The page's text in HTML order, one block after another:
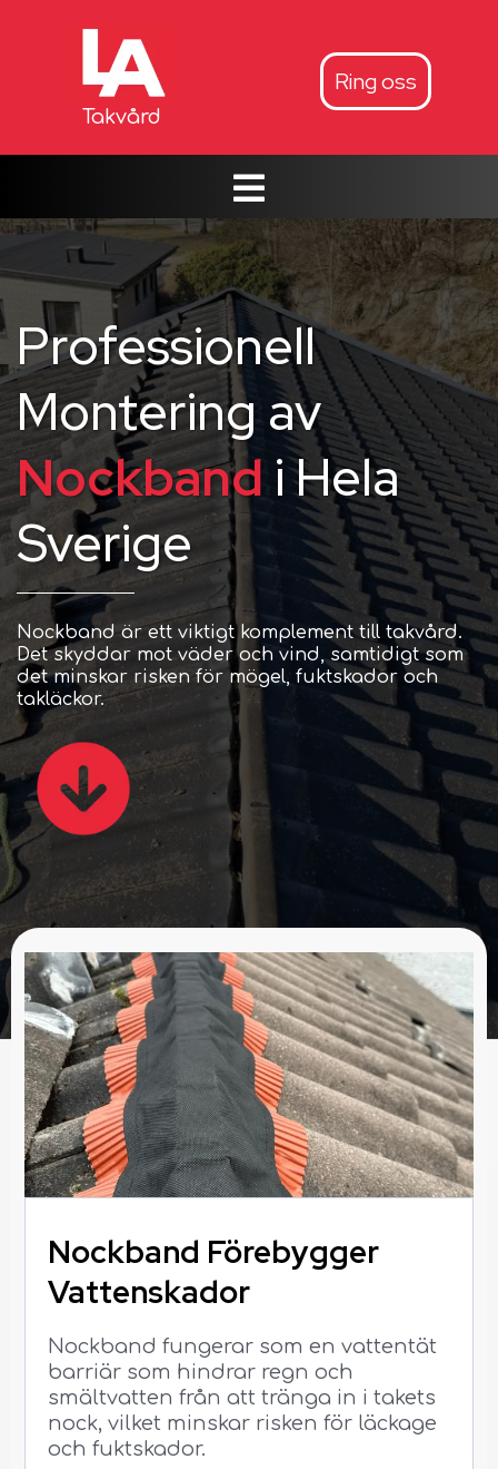
Takvård
Ring oss
Professionell
Montering av
Nockband i Hela
Sverige
Nockband är ett viktigt komplement till takvård.
Det skyddar mot väder och vind, samtidigt som
det minskar risken för mögel, fuktskador och
takläckor.
Nockband Förebygger
Vattenskador
Nockband fungerar som en vattentät
barriär som hindrar regn och
smältvatten från att tränga in i takets
nock, vilket minskar risken för läckage
och fuktskador.